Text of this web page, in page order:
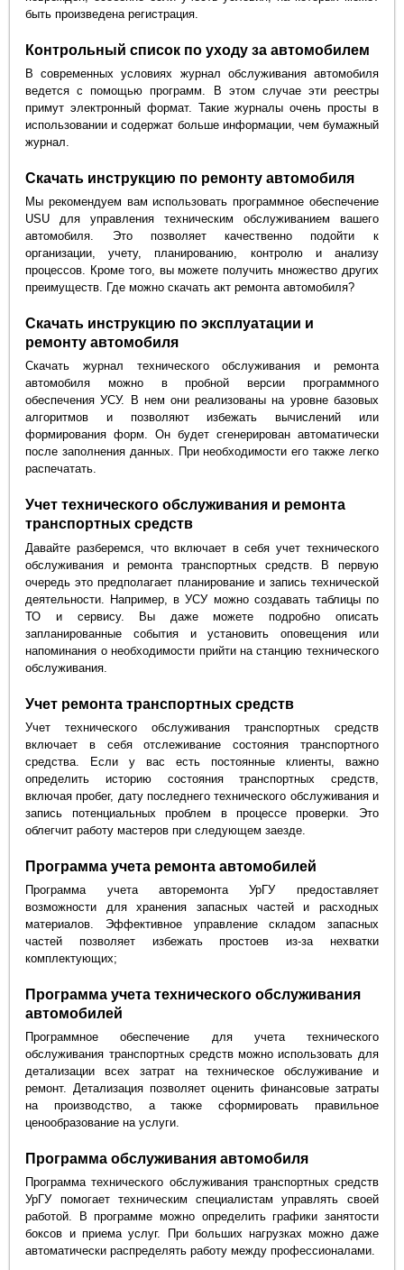
быть произведена регистрация.
Контрольный список по уходу за автомобилем
В современных условиях журнал обслуживания автомобиля
ведется с помощью программ. В этом случае эти реестры
примут электронный формат. Такие журналы очень просты в
использовании и содержат больше информации, чем бумажный
журнал.
Скачать инструкцию по ремонту автомобиля
Мы рекомендуем вам использовать программное обеспечение
USU для управления техническим обслуживанием вашего
автомобиля. Это позволяет качественно подойти к
организации, учету, планированию, контролю и анализу
процессов. Кроме того, вы можете получить множество других
преимуществ. Где можно скачать акт ремонта автомобиля?
Скачать инструкцию по эксплуатации и
ремонту автомобиля
Скачать журнал технического обслуживания и ремонта
автомобиля можно в пробной версии программного
обеспечения УСУ. В нем они реализованы на уровне базовых
алгоритмов и позволяют избежать вычислений или
формирования форм. Он будет сгенерирован автоматически
после заполнения данных. При необходимости его также легко
распечатать.
Учет технического обслуживания и ремонта
транспортных средств
Давайте разберемся, что включает в себя учет технического
обслуживания и ремонта транспортных средств. В первую
очередь это предполагает планирование и запись технической
деятельности. Например, в УСУ можно создавать таблицы по
ТО и сервису. Вы даже можете подробно описать
запланированные события и установить оповещения или
напоминания о необходимости прийти на станцию технического
обслуживания.
Учет ремонта транспортных средств
Учет технического обслуживания транспортных средств
включает в себя отслеживание состояния транспортного
средства. Если у вас есть постоянные клиенты, важно
определить историю состояния транспортных средств,
включая пробег, дату последнего технического обслуживания и
запись потенциальных проблем в процессе проверки. Это
облегчит работу мастеров при следующем заезде.
Программа учета ремонта автомобилей
Программа учета авторемонта УрГУ предоставляет
возможности для хранения запасных частей и расходных
материалов. Эффективное управление складом запасных
частей позволяет избежать простоев из-за нехватки
комплектующих;
Программа учета технического обслуживания
автомобилей
Программное обеспечение для учета технического
обслуживания транспортных средств можно использовать для
детализации всех затрат на техническое обслуживание и
ремонт. Детализация позволяет оценить финансовые затраты
на производство, а также сформировать правильное
ценообразование на услуги.
Программа обслуживания автомобиля
Программа технического обслуживания транспортных средств
УрГУ помогает техническим специалистам управлять своей
работой. В программе можно определить графики занятости
боксов и приема услуг. При больших нагрузках можно даже
автоматически распределять работу между профессионалами.